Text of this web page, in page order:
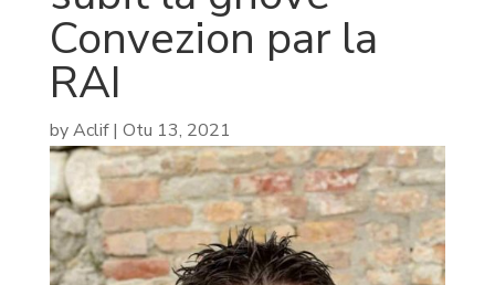
Convezion par la
RAI
byAclif| Otu 13, 2021